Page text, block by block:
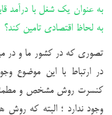
به عنوان یک شغل با درآمد
به لحاظ اقتصادی تامین کند؟
تصوری که در کشور ما و در
در ارتباط با این موضوع
کنسرت روش مشخص و
وجود ندارد ؛ البته که روش